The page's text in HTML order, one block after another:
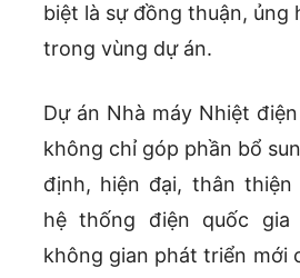
biệt là sự đồng thuận, ủng
trong vùng dự án.
Dự án Nhà máy Nhiệt
không chỉ góp phần bổ
định, hiện đại, thân
hệ thống điện quốc
không gian phát triển mới